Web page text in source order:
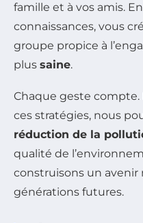
famille et à vos amis.
connaissances, vous
groupe propice à
plus saine.
Chaque geste
ces stratégies, nous
réduction de la
qualité de
construisons un avenir
générations futures.